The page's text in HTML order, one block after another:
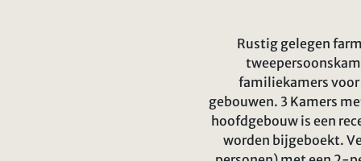
Rustig gelegen
familiekamers voor
gebouwen. 3 Kamers
hoofdgebouw is een
worden bijgeboekt.